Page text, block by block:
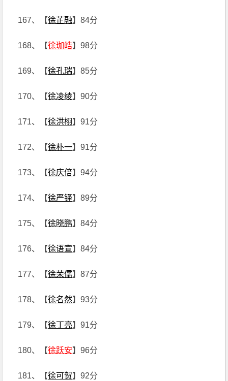
167、【徐芷融】84分
168、【徐珈皓】98分
169、【徐孔瑞】85分
170、【徐凌绫】90分
171、【徐洪栩】91分
172、【徐朴一】91分
173、【徐庆倍】94分
174、【徐严铎】89分
175、【徐晓鹏】84分
176、【徐语宣】84分
177、【徐荣儒】87分
178、【徐名然】93分
179、【徐丁亮】91分
180、【徐跃安】96分
181、【徐可贺】92分